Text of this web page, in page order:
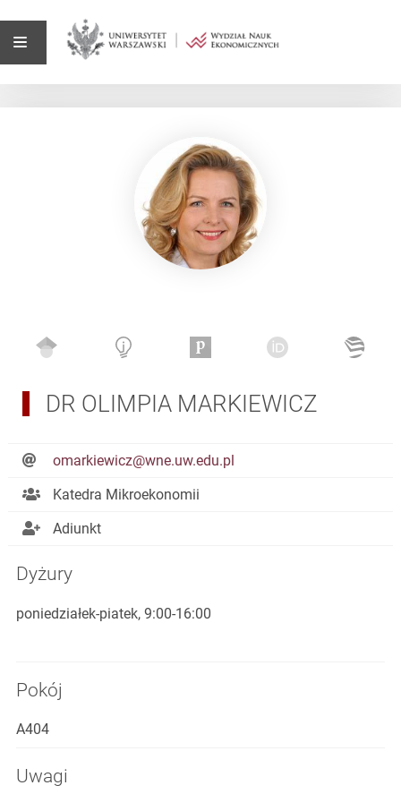
DR OLIMPIA MARKIEWICZ
omarkiewicz@wne.uw.edu.pl
Katedra Mikroekonomii
Adiunkt
Dyżury
poniedziałek-piatek, 9:00-16:00
Pokój
A404
Uwagi